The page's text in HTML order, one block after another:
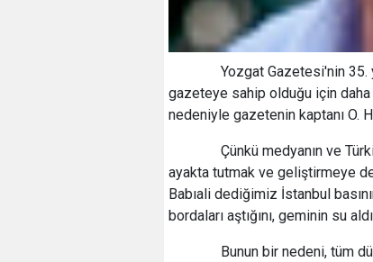
Yozgat Gazetesi'nin 35.
gazeteye sahip olduğu için daha
nedeniyle gazetenin kaptanı O.
Çünkü medyanın ve
ayakta tutmak ve geliştirmeye
Babıali dediğimiz İstanbul
bordaları aştığını, geminin su
Bunun bir nedeni, tüm